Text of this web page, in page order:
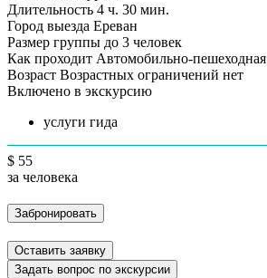
Длительность 4 ч. 30 мин.
Город выезда Ереван
Размер группы до 3 человек
Как проходит Автомобильно-пешеходная
Возраст Возрастных ограничений нет
Включено в экскурсию
услуги гида
$ 55
за человека
Забронировать
Оставить заявку
Задать вопрос по экскурсии